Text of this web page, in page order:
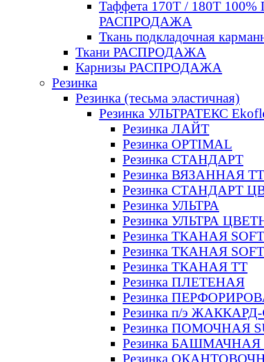
Таффета 170Т / 180Т 100%
РАСПРОДАЖА
Ткань подкладочная
Ткани РАСПРОДАЖА
Карнизы РАСПРОДАЖА
Резинка
Резинка (тесьма эластичная)
Резинка УЛЬТРАТЕКС
Резинка ЛАЙТ
Резинка OPTIMAL
Резинка СТАНДАРТ
Резинка ВЯЗАННАЯ ТТ
Резинка СТАНДАРТ
Резинка УЛЬТРА
Резинка УЛЬТРА
Резинка ТКАНАЯ SOFT
Резинка ТКАНАЯ
Резинка ТКАНАЯ ТТ
Резинка ПЛЕТЕНАЯ
Резинка
Резинка п/э
Резинка ПОМОЧНАЯ
Резинка БАШМАЧНАЯ
Резинка